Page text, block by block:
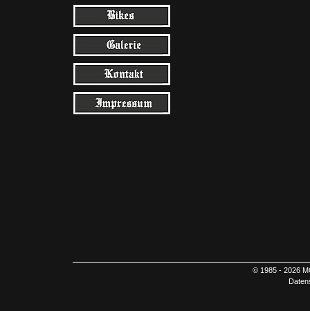
© 1985 - 2026